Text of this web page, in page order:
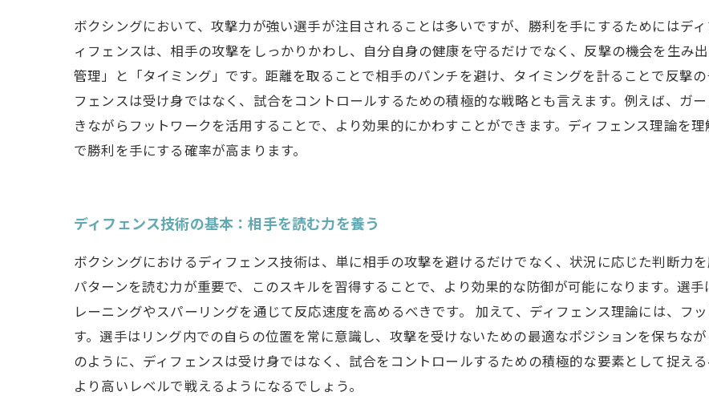
ボクシングにおいて、攻撃力が強い選手が注目されることは多いですが、勝利を手にするためにはデ
ィフェンスは、相手の攻撃をしっかりかわし、自分自身の健康を守るだけでなく、反撃の機会を生み
管理」と「タイミング」です。距離を取ることで相手のパンチを避け、タイミングを計ることで反撃
フェンスは受け身ではなく、試合をコントロールするための積極的な戦略とも言えます。例えば、ガ
きながらフットワークを活用することで、より効果的にかわすことができます。ディフェンス理論を
で勝利を手にする確率が高まります。
ディフェンス技術の基本：相手を読む力を養う
ボクシングにおけるディフェンス技術は、単に相手の攻撃を避けるだけでなく、状況に応じた判断力
パターンを読む力が重要で、このスキルを習得することで、より効果的な防御が可能になります。選
レーニングやスパーリングを通じて反応速度を高めるべきです。 加えて、ディフェンス理論には、フ
す。選手はリング内での自らの位置を常に意識し、攻撃を受けないための最適なポジションを保ちな
のように、ディフェンスは受け身ではなく、試合をコントロールするための積極的な要素として捉え
より高いレベルで戦えるようになるでしょう。